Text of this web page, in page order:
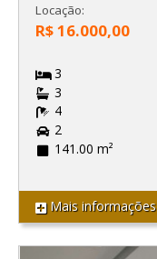
Locação:
R$ 16.000,00
3
3
4
2
141.00 m²
Mais informações